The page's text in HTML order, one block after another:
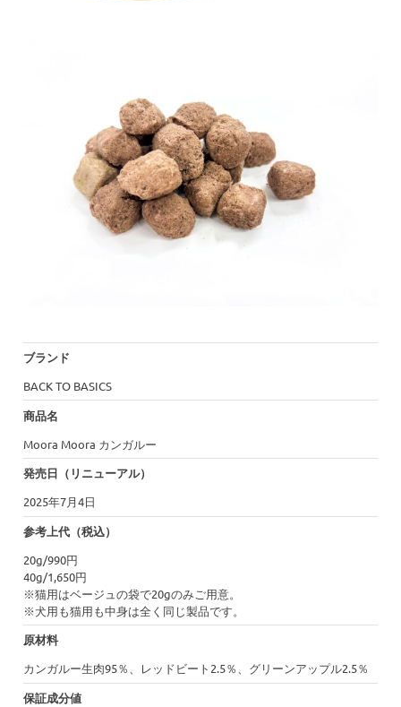
ブランド
BACK TO BASICS
商品名
Moora Moora カンガルー
発売日（リニューアル）
2025年7月4日
参考上代（税込）
20g/990円
40g/1,650円
※猫用はベージュの袋で20gのみご用意。
※犬用も猫用も中身は全く同じ製品です。
原材料
カンガルー生肉95％、レッドビート2.5％、グリーンアップル2.5％
保証成分値